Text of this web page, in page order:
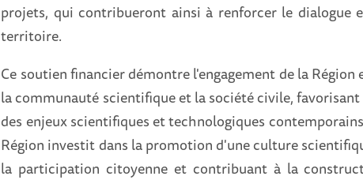
projets, qui contribueront ainsi à renforcer le dialogue
territoire.
Ce soutien financier démontre l'engagement de la
la communauté scientifique et la société civile,
des enjeux scientifiques et technologiques
Région investit dans la promotion d'une culture
la participation citoyenne et contribuant à la